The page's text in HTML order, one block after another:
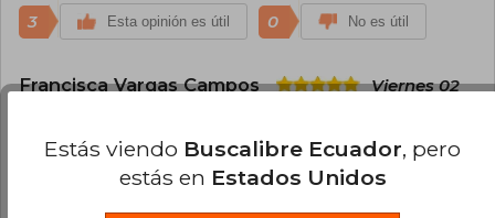
3 Esta opinión es útil 0 No es útil
Francisca Vargas Campos
Viernes 02
Excelente plaquet! No estaba acostumbrada a
este formato de publicación y simplemente me
atrapó. Lo recomiendo completamente
Estás viendo Buscalibre Ecuador, pero
estás en Estados Unidos